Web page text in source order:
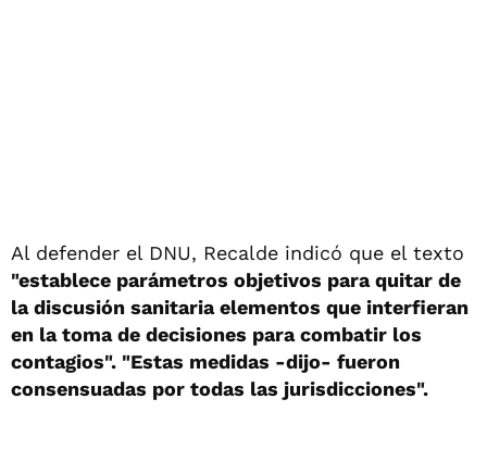
Al defender el DNU, Recalde indicó que el texto
"establece parámetros objetivos para quitar de
la discusión sanitaria elementos que interfieran
en la toma de decisiones para combatir los
contagios". "Estas medidas -dijo- fueron
consensuadas por todas las jurisdicciones".